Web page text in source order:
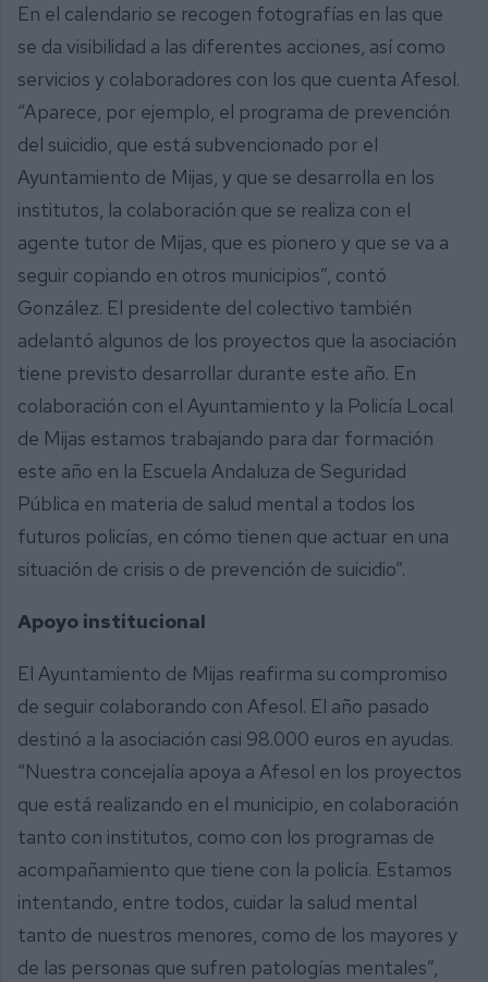
En el calendario se recogen fotografías en las que
se da visibilidad a las diferentes acciones, así como
servicios y colaboradores con los que cuenta Afesol.
“Aparece, por ejemplo, el programa de prevención
del suicidio, que está subvencionado por el
Ayuntamiento de Mijas, y que se desarrolla en los
institutos, la colaboración que se realiza con el
agente tutor de Mijas, que es pionero y que se va a
seguir copiando en otros municipios”, contó
González. El presidente del colectivo también
adelantó algunos de los proyectos que la asociación
tiene previsto desarrollar durante este año. En
colaboración con el Ayuntamiento y la Policía Local
de Mijas estamos trabajando para dar formación
este año en la Escuela Andaluza de Seguridad
Pública en materia de salud mental a todos los
futuros policías, en cómo tienen que actuar en una
situación de crisis o de prevención de suicidio”.
Apoyo institucional
El Ayuntamiento de Mijas reafirma su compromiso
de seguir colaborando con Afesol. El año pasado
destinó a la asociación casi 98.000 euros en ayudas.
“Nuestra concejalía apoya a Afesol en los proyectos
que está realizando en el municipio, en colaboración
tanto con institutos, como con los programas de
acompañamiento que tiene con la policía. Estamos
intentando, entre todos, cuidar la salud mental
tanto de nuestros menores, como de los mayores y
de las personas que sufren patologías mentales”,